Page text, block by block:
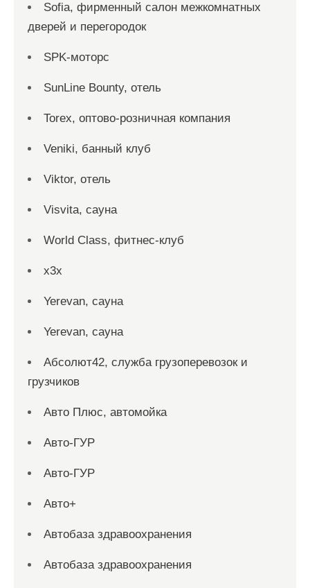
Sofia, фирменный салон межкомнатных
дверей и перегородок
SPK-моторс
SunLine Bounty, отель
Torex, оптово-розничная компания
Veniki, банный клуб
Viktor, отель
Visvita, сауна
World Class, фитнес-клуб
x3x
Yerevan, сауна
Yerevan, сауна
Абсолют42, служба грузоперевозок и
грузчиков
Авто Плюс, автомойка
Авто-ГУР
Авто-ГУР
Авто+
Автобаза здравоохранения
Автобаза здравоохранения